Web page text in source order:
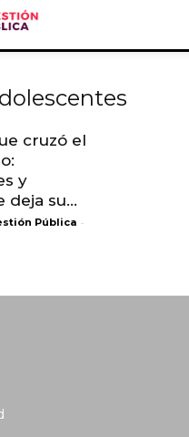
cruzó el
y
deja su...
Pública -